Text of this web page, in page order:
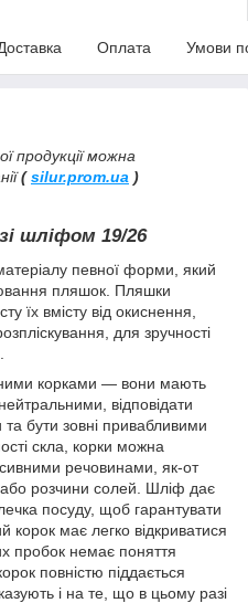
Оплата Умови
можна
(silur.prom.ua )
шліфом 19/26
певної форми, який
пляшок. Пляшки
їх вмісту від окиснення,
для зручності
корками — вони мають
відповідати
та бути зовні привабливими
скла, корки можна
речовинами, як-от
або розчини солей. Шліф дає
посуду, щоб гарантувати
корок має легко відкриватися
пробок немає поняття
повністю піддається
і на те, що в цьому разі